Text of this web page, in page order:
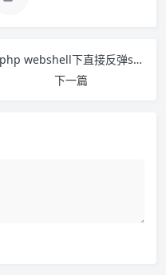
php webshell下直接反弹shell（不借助任何其他语言）
下一篇